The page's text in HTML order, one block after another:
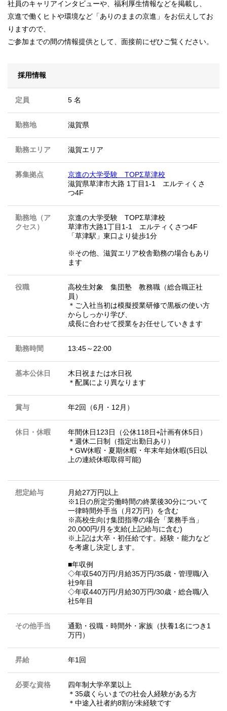
社員のキャリアインタビューや、福利厚生情報などを掲載し、
京進で働くヒトや環境など「ありのままの京進」をお伝えしてお
りますので、
ご参加までの間の情報提供として、面接前にぜひご覧ください。
採用情報
定員 5 名
勤務地 滋賀県
勤務エリア 滋賀エリア
募集拠点
京進の大学受験 TOPΣ草津校
滋賀県草津市大路 1丁目1-1 エルティくさ
つ4F
勤務地（ア
クセス）
京進の大学受験 TOPΣ草津校
草津市大路1丁目1-1 エルティくさつ4F
「草津駅」東口より徒歩1分
※その他、滋賀エリア校舎勤務の場合もあり
ます
役職
高校生対象 集団塾 教務職（総合職正社
員）
＊ご入社当初は模擬授業研修で黒板の使い方
からしっかり学び、
成長に合わせて授業をお任せしていきます
勤務時間 13:45～22:00
基本公休日
木日祝または水日祝
＊配属により異なります
賞与 年2回（6月・12月）
休日・休暇
年間休日123日（公休118日+計画有休5日）
＊週休二日制（指定出勤日あり）
＊GW休暇・夏期休暇・年末年始休暇(5日以
上の連続休暇取得可能)
想定給与
月給27万円以上
※1日の所定労働時間の終業後30分について
一律時間外手当（月2万円）を含む
※高校生向け集団指導の場合「業務手当」
20,000円/月を支給(上記給与に含む)
※上記は大卒・初任給です。経験・能力など
を考慮し決定します。
■年収例
◇年収540万円/月給35万円/35歳・管理職/入
社9年目
◇年収440万円/月給30万円/30歳・総合職/入
社5年目
その他手当
通勤・役職・時間外・家族（扶養1名につき1
万円）
昇給 年1回
必要な資格
四年制大学卒業以上
＊35歳くらいまでの社会人経験がある方
＊中途入社者約8割が未経験です